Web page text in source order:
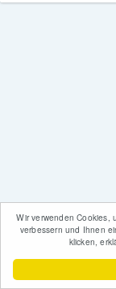
Wir verwenden Cookies,
verbessern und Ihnen
klicken,